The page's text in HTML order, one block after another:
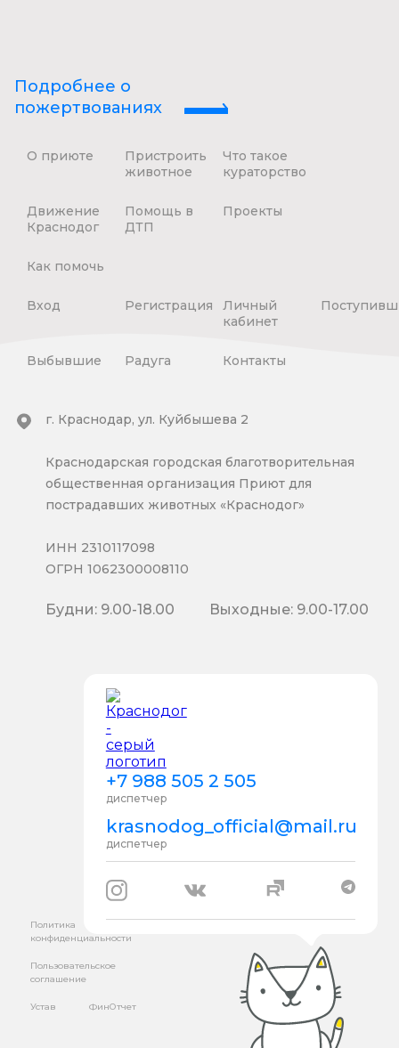
Подробнее о
пожертвованиях
О приюте
Пристроить
животное
Что такое
кураторство
Движение
Краснодог
Помощь в
ДТП
Проекты
Как помочь
Вход Регистрация
Личный
кабинет
Выбывшие Радуга Контакты
+7 988 505 2 505
диспетчер
krasnodog_official@mail.ru
диспетчер
г. Краснодар, ул. Куйбышева 2
Краснодарская городская благотворительная
общественная организация Приют для
пострадавших животных «Краснодог»
ИНН 2310117098
ОГРН 1062300008110
Будни: 9.00-18.00 Выходные: 9.00-17.00
Политика
конфиденциальности
Пользовательское
соглашение
Устав ФинОтчет